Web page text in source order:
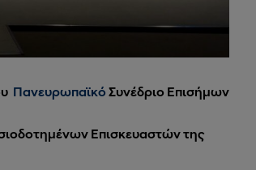
Πανευρωπαϊκό Συνέδριο Επισήμων
Επισκευαστών της